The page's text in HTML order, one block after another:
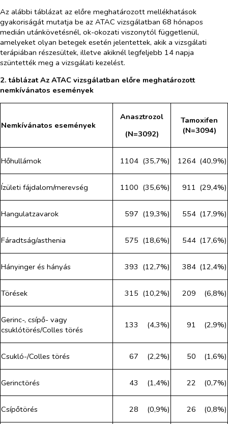
Az alábbi táblázat az előre meghatározott mellékhatások
gyakoriságát mutatja be az ATAC vizsgálatban 68 hónapos
medián utánkövetésnél, ok-okozati viszonytól függetlenül,
amelyeket olyan betegek esetén jelentettek, akik a vizsgálati
terápiában részesültek, illetve akiknél legfeljebb 14 napja
szüntették meg a vizsgálati kezelést.
2. táblázat Az ATAC vizsgálatban előre meghatározott
nemkívánatos események
Nemkívánatos események
Anasztrozol
(N=3092)
Tamoxifen
(N=3094)
Hőhullámok 1104 (35,7%) 1264 (40,9%)
Ízületi fájdalom/merevség 1100 (35,6%) 911 (29,4%)
Hangulatzavarok 597 (19,3%) 554 (17,9%)
Fáradtság/asthenia 575 (18,6%) 544 (17,6%)
Hányinger és hányás 393 (12,7%) 384 (12,4%)
Törések 315 (10,2%) 209 (6,8%)
Gerinc-, csípő- vagy
csuklótörés/Colles törés
133 (4,3%) 91 (2,9%)
Csukló-/Colles törés 67 (2,2%) 50 (1,6%)
Gerinctörés 43 (1,4%) 22 (0,7%)
Csípőtörés 28 (0,9%) 26 (0,8%)